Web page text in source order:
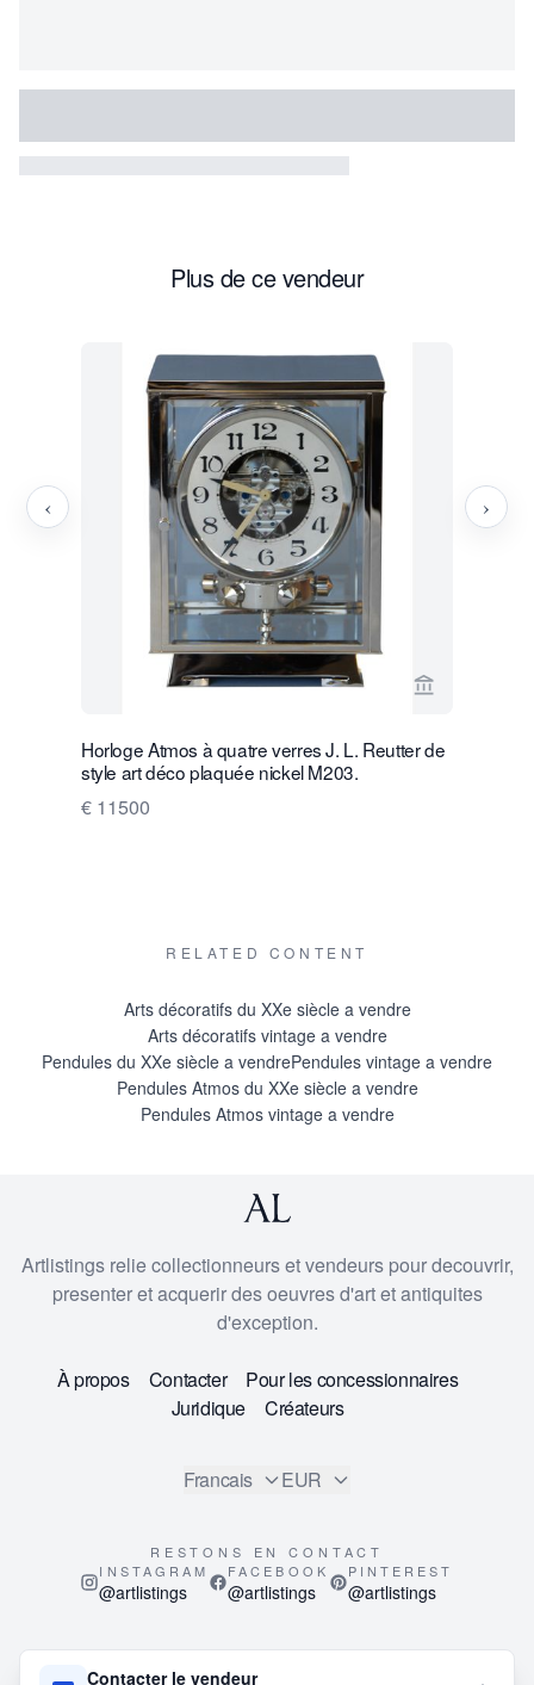
Contacter le vendeur
Plus de ce vendeur
Voir la page
Horloge Atmos à quatre verres J. L. Reutter de
style art déco plaquée nickel M203.
€ 11500
‹ ›
RELATED CONTENT
Arts décoratifs du XXe siècle a vendre
Arts décoratifs vintage a vendre
Pendules du XXe siècle a vendrePendules vintage a vendre
Pendules Atmos du XXe siècle a vendre
Pendules Atmos vintage a vendre
Artlistings relie collectionneurs et vendeurs pour decouvrir,
presenter et acquerir des oeuvres d'art et antiquites
d'exception.
À propos Contacter
Pour les concessionnaires
Juridique
Créateurs
Francais EUR
RESTONS EN CONTACT
INSTAGRAM
@artlistings
FACEBOOK
@artlistings
PINTEREST
@artlistings
© 2026ArtListings™. All Rights Reserved.